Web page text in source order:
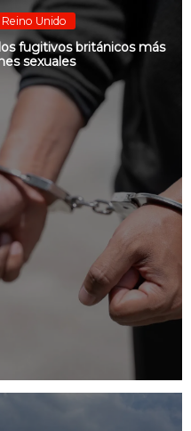
Reino Unido
fugitivos británicos más
sexuales